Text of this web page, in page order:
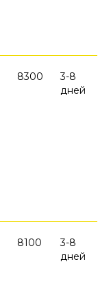
8300
3-8
дней
8100
3-8
дней